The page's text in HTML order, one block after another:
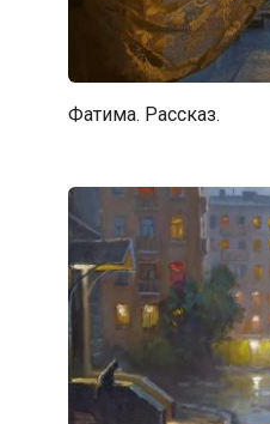
Фатима. Рассказ.